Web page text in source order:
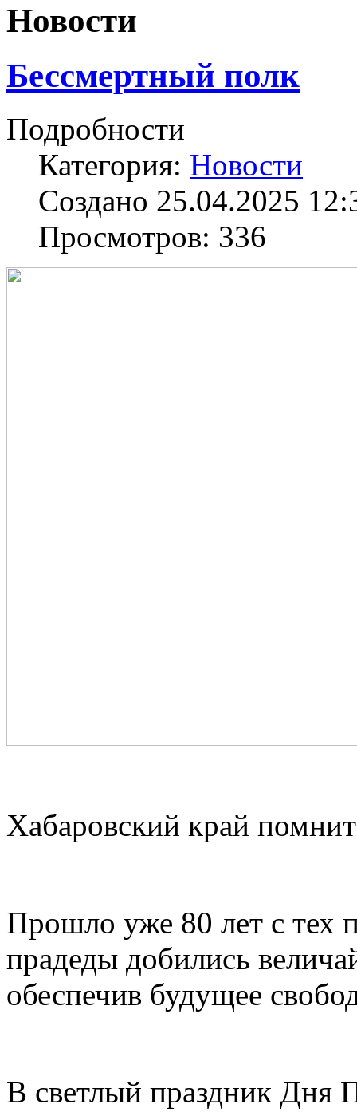
Новости
Бессмертный полк
Подробности
Категория: Новости
Создано 25.04.2025
Просмотров: 336
Хабаровский край
Прошло уже 80 лет с тех
прадеды добились
обеспечив будущее
В светлый праздник Дня